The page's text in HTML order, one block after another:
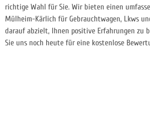
richtige Wahl für Sie. Wir bieten einen
Mülheim-Kärlich für Gebrauchtwagen, Lkws
darauf abzielt, Ihnen positive Erfahrungen zu
Sie uns noch heute für eine kostenlose